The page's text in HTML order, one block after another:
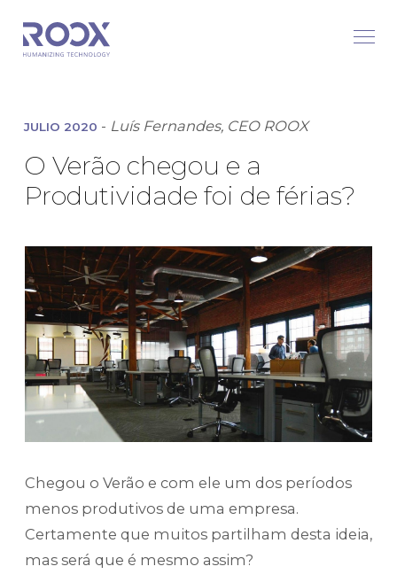
JULIO 2020 - Luís Fernandes, CEO ROOX
O Verão chegou e a
Produtividade foi de férias?
Chegou o Verão e com ele um dos períodos
menos produtivos de uma empresa.
Certamente que muitos partilham desta ideia,
mas será que é mesmo assim?